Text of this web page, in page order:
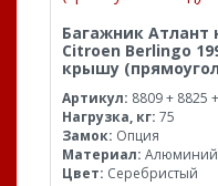
Багажник
Citroen Berlingo
крышу
Артикул: 8809 + 8825
Нагрузка, кг: 75
Замок: Опция
Материал: Алюминий
Цвет: Серебристый